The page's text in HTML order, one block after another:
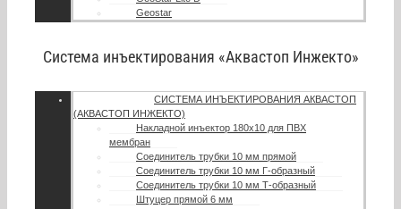
Geostar
Система инъектирования «Аквастоп Инжекто»
СИСТЕМА ИНЪЕКТИРОВАНИЯ АКВАСТОП
(АКВАСТОП ИНЖЕКТО)
Накладной инъектор 180х10 для ПВХ
мембран
Соединитель трубки 10 мм прямой
Соединитель трубки 10 мм Г-образный
Соединитель трубки 10 мм Т-образный
Штуцер прямой 6 мм